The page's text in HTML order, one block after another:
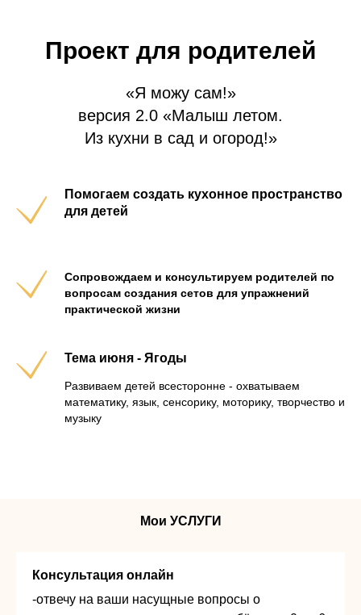
Проект для родителей
«Я можу сам!»
версия 2.0 «Малыш летом.
Из кухни в сад и огород!»
Помогаем создать кухонное пространство
для детей
Сопровождаем и консультируем родителей по
вопросам создания сетов для упражнений
практической жизни
Тема июня - Ягоды
Развиваем детей всесторонне - охватываем
математику, язык, сенсорику, моторику, творчество и
музыку
Мои УСЛУГИ
Консультация онлайн
-отвечу на ваши насущные вопросы о